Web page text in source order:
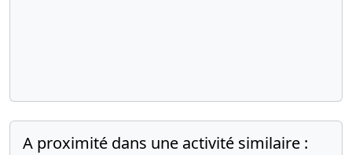
A proximité dans une activité similaire :